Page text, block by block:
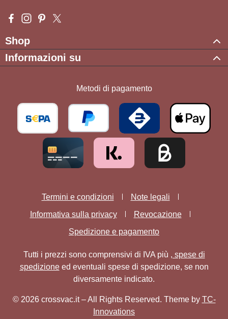
Visit us on Facebook – opens in a new browser tab (external
Check us out on Instagram – opens in a new browser tab
Get inspired on Pinterest – opens in a new browser
Follow us on X – opens in a new browser tab
Shop
Informazioni su
Metodi di pagamento
Termini e condizioni
Note legali
Informativa sulla privacy
Revocazione
Spedizione e pagamento
Tutti i prezzi sono comprensivi di IVA più , spese di
spedizioneed eventuali spese di spedizione, se non
diversamente indicato.
© 2026 crossvac.it – All Rights Reserved. Theme by TC-
Innovations